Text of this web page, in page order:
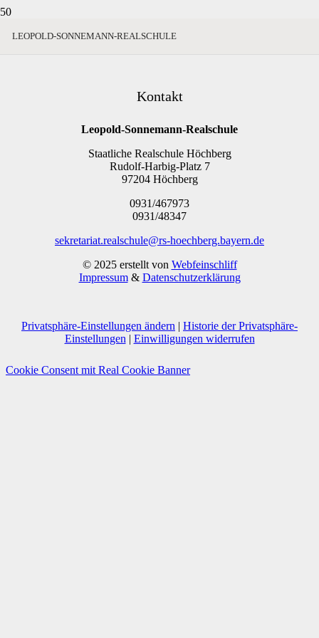
LEOPOLD-SONNEMANN-REALSCHULE
Kontakt
Leopold-Sonnemann-Realschule
Staatliche Realschule Höchberg
Rudolf-Harbig-Platz 7
97204 Höchberg
0931/467973
0931/48347
sekretariat.realschule@rs-hoechberg.bayern.de
© 2025 erstellt von Webfeinschliff
Impressum& Datenschutzerklärung
Privatsphäre-Einstellungen ändern | Historie der Privatsphäre-
Einstellungen | Einwilligungen widerrufen
Cookie Consent mit Real Cookie Banner